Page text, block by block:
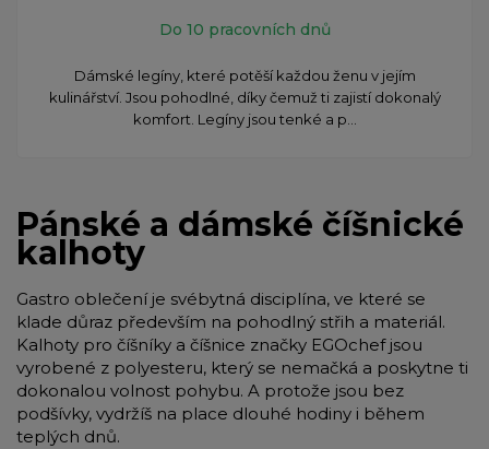
Do 10 pracovních dnů
Dámské legíny, které potěší každou ženu v jejím
kulinářství. Jsou pohodlné, díky čemuž ti zajistí dokonalý
komfort. Legíny jsou tenké a p...
Pánské a dámské číšnické
kalhoty
Gastro oblečení je svébytná disciplína, ve které se
klade důraz především na pohodlný střih a materiál.
Kalhoty pro číšníky a číšnice značky EGOchef jsou
vyrobené z polyesteru, který se nemačká a poskytne ti
dokonalou volnost pohybu. A protože jsou bez
podšívky, vydržíš na place dlouhé hodiny i během
teplých dnů.